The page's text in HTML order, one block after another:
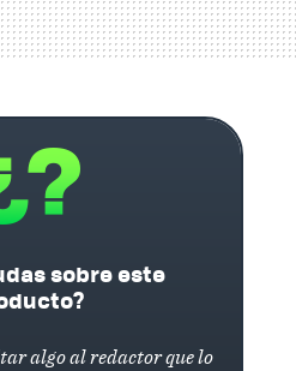
sobre este
algo al redactor que lo